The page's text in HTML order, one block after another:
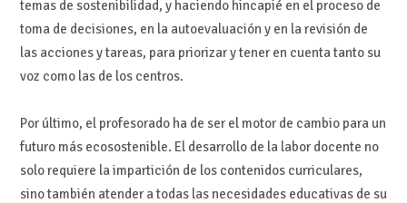
temas de sostenibilidad, y haciendo hincapié en el proceso de
toma de decisiones, en la autoevaluación y en la revisión de
las acciones y tareas, para priorizar y tener en cuenta tanto su
voz como las de los centros.
Por último, el profesorado ha de ser el motor de cambio para un
futuro más ecosostenible. El desarrollo de la labor docente no
solo requiere la impartición de los contenidos curriculares,
sino también atender a todas las necesidades educativas de su